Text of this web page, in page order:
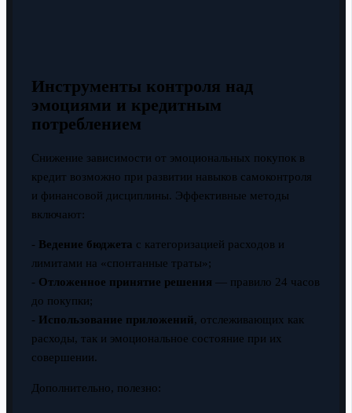
Инструменты контроля над
эмоциями и кредитным
потреблением
Снижение зависимости от эмоциональных покупок в
кредит возможно при развитии навыков самоконтроля
и финансовой дисциплины. Эффективные методы
включают:
- Ведение бюджета с категоризацией расходов и
лимитами на «спонтанные траты»;
- Отложенное принятие решения — правило 24 часов
до покупки;
- Использование приложений, отслеживающих как
расходы, так и эмоциональное состояние при их
совершении.
Дополнительно, полезно: